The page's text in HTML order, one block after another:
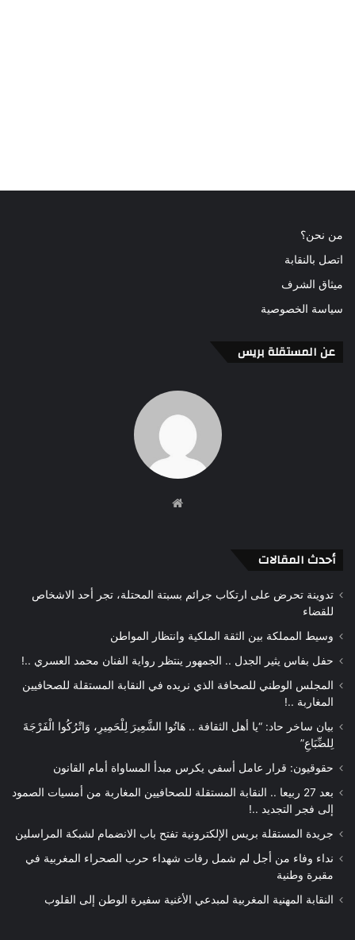
من نحن؟
اتصل بالنقابة
ميثاق الشرف
سياسة الخصوصية
عن المستقلة بريس
أحدث المقالات
تدوينة تحرض على ارتكاب جرائم بسبتة المحتلة، تجر أحد الاشخاص
للقضاء
وسيط المملكة بين الثقة الملكية وانتظار المواطن
حفل بفاس يثير الجدل .. الجمهور ينتظر رواية الفنان محمد العسري ..!
المجلس الوطني للصحافة الذي نريده في النقابة المستقلة للصحافيين
المغاربة ..!
بيان ساخر حاد: “يا أهل الثقافة .. هَاتُوا الشَّعِيرَ لِلْحَمِيرِ، وَاتْرُكُوا الْفَرْجَةَ
لِلضِّبَاعِ”
حقوقيون: قرار عامل أسفي يكرس مبدأ المساواة أمام القانون
بعد 27 ربيعا .. النقابة المستقلة للصحافيين المغاربة من أمسيات الصمود
إلى فجر التجديد ..!
جريدة المستقلة بريس الإلكترونية تفتح باب الانضمام لشبكة المراسلين
نداء وفاء من أجل لم شمل رفات شهداء حرب الصحراء المغربية في
مقبرة وطنية
النقابة المهنية المغربية لمبدعي الأغنية سفيرة الوطن إلى القلوب